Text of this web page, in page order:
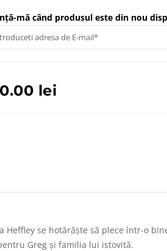
mă când produsul este din nou
lei
se hotărăște să plece într-o
Greg și familia lui istovită.